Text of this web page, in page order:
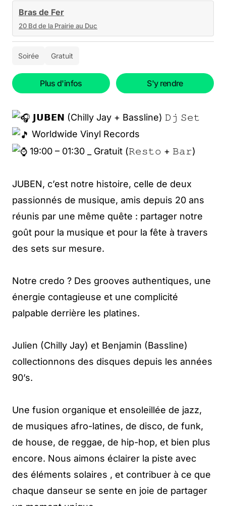
Bras de Fer
20 Bd de la Prairie au Duc
Soirée Gratuit
Plus d'infos S'y rendre
𝗝𝗨𝗕𝗘𝗡 (Chilly Jay + Bassline) 𝙳𝚓 𝚂𝚎𝚝
Worldwide Vinyl Records
19:00 – 01:30 _ Gratuit (𝚁𝚎𝚜𝚝𝚘 + 𝙱𝚊𝚛)
JUBEN, c’est notre histoire, celle de deux
passionnés de musique, amis depuis 20 ans
réunis par une même quête : partager notre
goût pour la musique et pour la fête à travers
des sets sur mesure.
Notre credo ? Des grooves authentiques, une
énergie contagieuse et une complicité
palpable derrière les platines.
Julien (Chilly Jay) et Benjamin (Bassline)
collectionnons des disques depuis les années
90’s.
Une fusion organique et ensoleillée de jazz,
de musiques afro-latines, de disco, de funk,
de house, de reggae, de hip-hop, et bien plus
encore. Nous aimons éclairer la piste avec
des éléments solaires , et contribuer à ce que
chaque danseur se sente en joie de partager